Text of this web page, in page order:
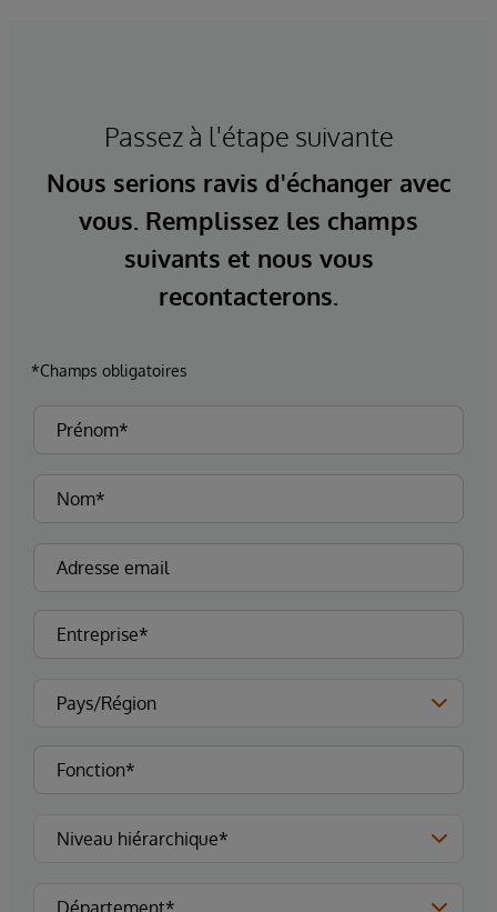
Passez à l'étape suivante
Nous serions ravis d'échanger avec
vous. Remplissez les champs
suivants et nous vous
recontacterons.
*Champs obligatoires